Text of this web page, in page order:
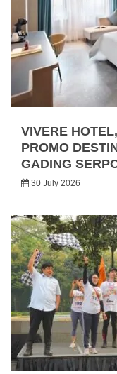
VIVERE
PROMO
GADING
30 July 2026